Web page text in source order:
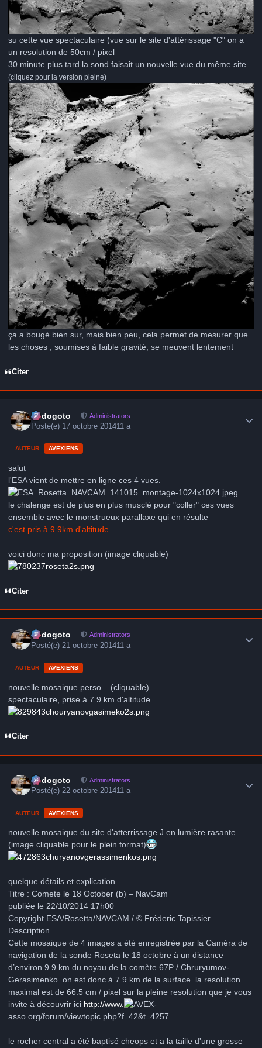
su cette vue spectaculaire (vue sur le site d'attérissage "C" on a
un resolution de 50cm / pixel
30 minute plus tard la sond faisait un nouvelle vue du même site
(cliquez pour la version pleine)
ça a bougé bien sur, mais bien peu, cela permet de mesurer que
les choses , soumises à faible gravité, se meuvent lentement
Citer
frédogoto Administrators
Posté(e) 17 octobre 201411 a
AUTEUR AVEXIENS
salut
l'ESA vient de mettre en ligne ces 4 vues.
le chalenge est de plus en plus musclé pour "coller" ces vues
ensemble avec le monstrueux parallaxe qui en résulte
c'est pris à 9.9km d'altitude
voici donc ma proposition (image cliquable)
Citer
frédogoto Administrators
Posté(e) 21 octobre 201411 a
AUTEUR AVEXIENS
nouvelle mosaique perso... (cliquable)
spectaculaire, prise à 7.9 km d'altitude
Citer
frédogoto Administrators
Posté(e)22 octobre 201411 a
AUTEUR AVEXIENS
nouvelle mosaique du site d'atterrissage J en lumière rasante
(image cliquable pour le plein format)
quelque détails et explication
Titre : Comete le 18 October (b) – NavCam
publiée le 22/10/2014 17h00
Copyright ESA/Rosetta/NAVCAM / © Fréderic Tapissier
Description
Cette mosaique de 4 images a été enregistrée par la Caméra de
navigation de la sonde Roseta le 18 octobre à un distance
d’environ 9.9 km du noyau de la comète 67P / Chruryumov-
Gerasimenko. on est donc à 7.9 km de la surface. la resolution
maximal est de 66.5 cm / pixel sur la pleine resolution que je vous
invite à découvrir ici http://www.
-
asso.org/forum/viewtopic.php?f=42&t=4257...
le rocher central a été baptisé cheops et a la taille d'une grosse